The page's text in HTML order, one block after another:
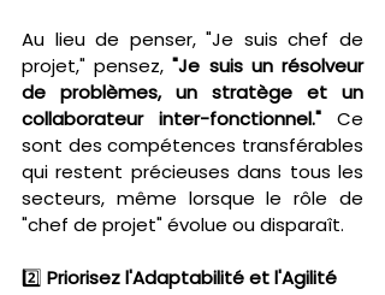
Au lieu de penser, "Je suis chef de
projet," pensez, "Je suis un résolveur
de problèmes, un stratège et un
collaborateur inter-fonctionnel." Ce
sont des compétences transférables
qui restent précieuses dans tous les
secteurs, même lorsque le rôle de
"chef de projet" évolue ou disparaît.
2️⃣ Priorisez l'Adaptabilité et l'Agilité